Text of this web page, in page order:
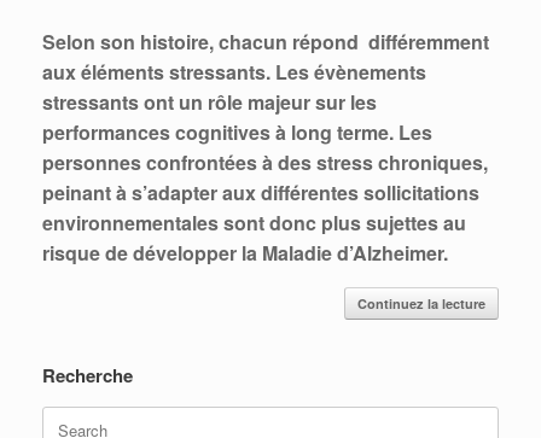
Selon son histoire, chacun répond différemment
aux éléments stressants. Les évènements
stressants ont un rôle majeur sur les
performances cognitives à long terme. Les
personnes confrontées à des stress chroniques,
peinant à s’adapter aux différentes sollicitations
environnementales sont donc plus sujettes au
risque de développer la Maladie d’Alzheimer.
Continuez la lecture
Recherche
Search